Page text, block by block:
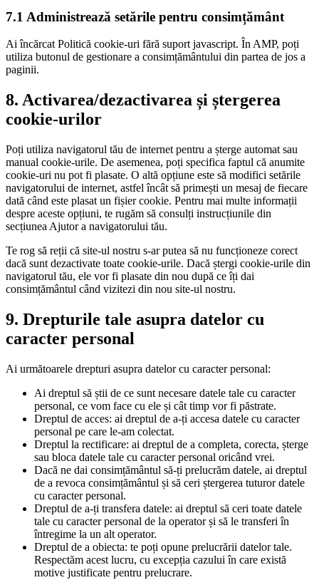
7.1 Administrează setările pentru consimțământ
Ai încărcat Politică cookie-uri fără suport javascript. În AMP, poți
utiliza butonul de gestionare a consimțământului din partea de jos a
paginii.
8. Activarea/dezactivarea și ștergerea
cookie-urilor
Poți utiliza navigatorul tău de internet pentru a șterge automat sau
manual cookie-urile. De asemenea, poți specifica faptul că anumite
cookie-uri nu pot fi plasate. O altă opțiune este să modifici setările
navigatorului de internet, astfel încât să primești un mesaj de fiecare
dată când este plasat un fișier cookie. Pentru mai multe informații
despre aceste opțiuni, te rugăm să consulți instrucțiunile din
secțiunea Ajutor a navigatorului tău.
Te rog să reții că site-ul nostru s-ar putea să nu funcționeze corect
dacă sunt dezactivate toate cookie-urile. Dacă ștergi cookie-urile din
navigatorul tău, ele vor fi plasate din nou după ce îți dai
consimțământul când vizitezi din nou site-ul nostru.
9. Drepturile tale asupra datelor cu
caracter personal
Ai următoarele drepturi asupra datelor cu caracter personal:
Ai dreptul să știi de ce sunt necesare datele tale cu caracter
personal, ce vom face cu ele și cât timp vor fi păstrate.
Dreptul de acces: ai dreptul de a-ți accesa datele cu caracter
personal pe care le-am colectat.
Dreptul la rectificare: ai dreptul de a completa, corecta, șterge
sau bloca datele tale cu caracter personal oricând vrei.
Dacă ne dai consimțământul să-ți prelucrăm datele, ai dreptul
de a revoca consimțământul și să ceri ștergerea tuturor datele
cu caracter personal.
Dreptul de a-ți transfera datele: ai dreptul să ceri toate datele
tale cu caracter personal de la operator și să le transferi în
întregime la un alt operator.
Dreptul de a obiecta: te poți opune prelucrării datelor tale.
Respectăm acest lucru, cu excepția cazului în care există
motive justificate pentru prelucrare.